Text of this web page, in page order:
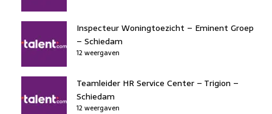
Inspecteur Woningtoezicht – Eminent Groep
– Schiedam
12 weergaven
Teamleider HR Service Center – Trigion –
Schiedam
12 weergaven